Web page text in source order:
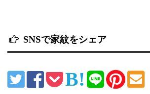
SNSで家紋をシェア